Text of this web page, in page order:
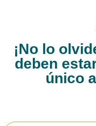
¡No lo
deben
único